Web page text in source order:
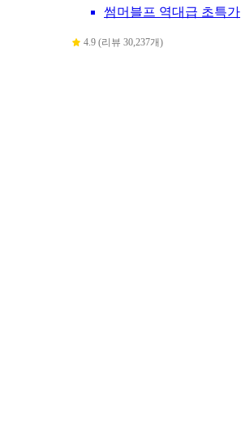
썸머블프 역대급 초특가
4.9 (리뷰 30,237개)